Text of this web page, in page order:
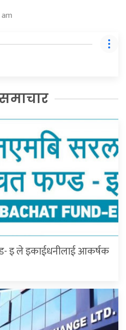
इ ले इकाईधनीलाई आकर्षक